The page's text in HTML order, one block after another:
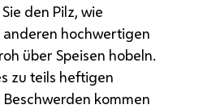
den Pilz, wie
hochwertigen
über Speisen hobeln.
zu teils heftigen
kommen